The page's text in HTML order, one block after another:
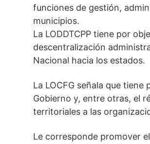
funciones de gestión,
municipios.
La LODDTCPP tiene por
descentralización
Nacional hacia los estados.
La LOCFG señala que
Gobierno y, entre otras, el
territoriales a las
Le corresponde promover